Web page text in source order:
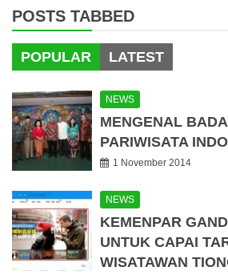
POSTS TABBED
POPULAR LATEST
NEWS
MENGENAL
PARIWISATA
1 November 2014
NEWS
KEMENPAR
UNTUK CAPAI
WISATAWAN